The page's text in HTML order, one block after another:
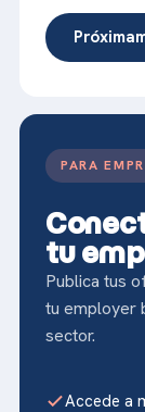
PARA
tu
Publica tus
tu employer
sector.
Accede a